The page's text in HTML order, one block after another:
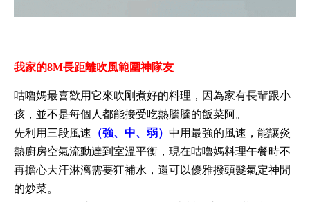
我家的8M長距離吹風範圍神隊友
咕嚕媽最喜歡用它來吹剛煮好的料理，因為家有長輩跟小
孩，並不是每個人都能接受吃熱騰騰的飯菜阿。
先利用三段風速 （強、中、弱） 中用最強的風速，能讓炎
熱廚房空氣流動達到室溫平衡，現在咕嚕媽料理午餐時不
再擔心大汗淋漓需要狂補水，還可以優雅撥頭髮氣定神閒
的炒菜。